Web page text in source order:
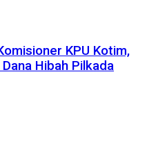
KPU Kotim,
Hibah Pilkada